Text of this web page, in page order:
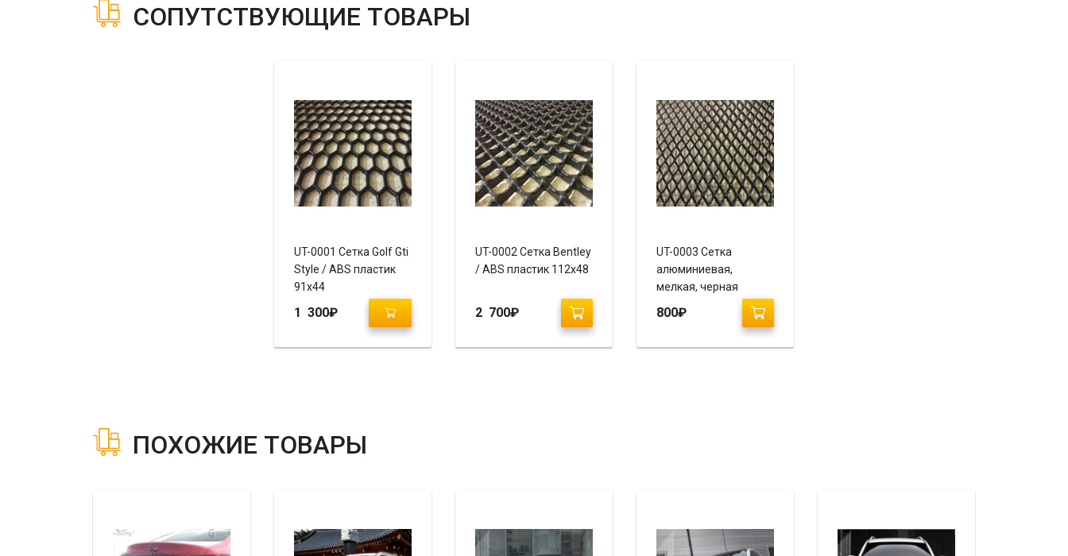
СОПУТСТВУЮЩИЕ ТОВАРЫ
UT-0001 Сетка Golf Gti
Style / ABS пластик
91х44
1 300₽
UT-0002 Сетка Bentley
/ ABS пластик 112х48
2 700₽
UT-0003 Сетка
алюминиевая,
мелкая, черная
800₽
ПОХОЖИЕ ТОВАРЫ